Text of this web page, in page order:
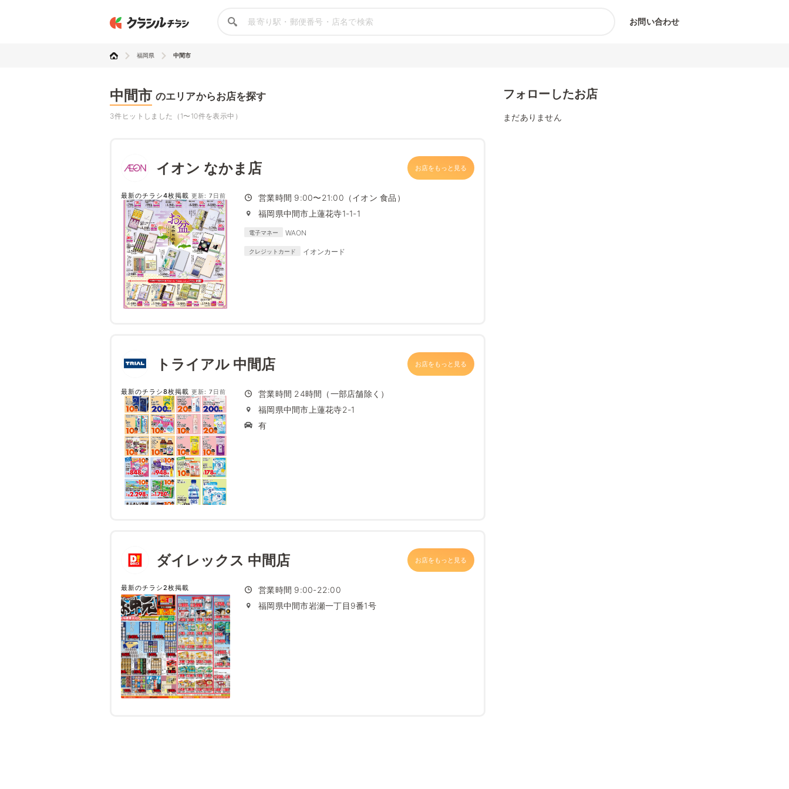
お問い合わせ
福岡県 中間市
中間市 のエリアからお店を探す
3件ヒットしました（1〜10件を表示中）
イオン なかま店 お店をもっと見る
最新のチラシ4枚掲載 更新: 7日前
営業時間 9:00〜21:00（イオン 食品）
福岡県中間市上蓮花寺1-1-1
電子マネー WAON
クレジットカード イオンカード
トライアル 中間店 お店をもっと見る
最新のチラシ8枚掲載 更新: 7日前
営業時間 24時間（一部店舗除く）
福岡県中間市上蓮花寺2-1
有
ダイレックス 中間店 お店をもっと見る
最新のチラシ2枚掲載
営業時間 9:00-22:00
福岡県中間市岩瀬一丁目9番1号
フォローしたお店
まだありません